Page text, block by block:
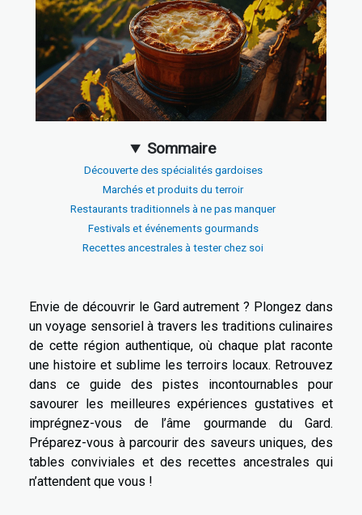
Sommaire
Découverte des spécialités gardoises
Marchés et produits du terroir
Restaurants traditionnels à ne pas manquer
Festivals et événements gourmands
Recettes ancestrales à tester chez soi
Envie de découvrir le Gard autrement ? Plongez dans
un voyage sensoriel à travers les traditions culinaires
de cette région authentique, où chaque plat raconte
une histoire et sublime les terroirs locaux. Retrouvez
dans ce guide des pistes incontournables pour
savourer les meilleures expériences gustatives et
imprégnez-vous de l’âme gourmande du Gard.
Préparez-vous à parcourir des saveurs uniques, des
tables conviviales et des recettes ancestrales qui
n’attendent que vous !